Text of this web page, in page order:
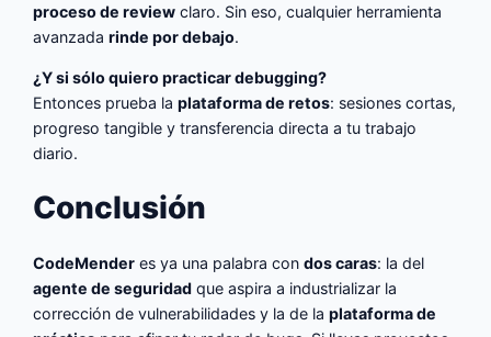
proceso de review claro. Sin eso, cualquier herramienta
avanzadarinde por debajo.
¿Y si sólo quiero practicar debugging?
Entonces prueba laplataforma de retos: sesiones cortas,
progreso tangible y transferencia directa a tu trabajo
diario.
Conclusión
CodeMender es ya una palabra condos caras: la del
agente de seguridad que aspira a industrializar la
corrección de vulnerabilidades y la de laplataforma de